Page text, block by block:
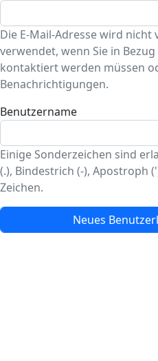
Die E-Mail-Adresse wird
verwendet, wenn Sie in
kontaktiert werden müssen
Benachrichtigungen.
Benutzername
Einige Sonderzeichen sind
(.), Bindestrich (-), Apostroph
Zeichen.